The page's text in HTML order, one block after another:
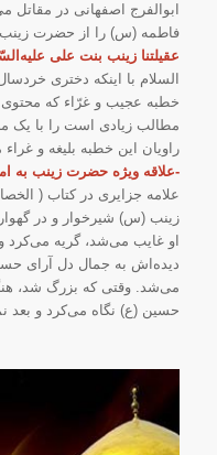
ابوالفرج اصفهانی در
فاطمه (س) را از حضرت
عقیلتنا زینب بنت علی
السلام با اینکه دختری
خطبه عجیب و غرّاء که
مطالب زیادی است را با یک
راویان این خطبه بلیغه و
-علاقه ویژه حضرت زینب به
علامه جزایری در کتاب (
زینب (س) شیرخوار و در
او غایب می‌شد، گریه می‌کرد
دیده‌اش به جمال دل آرای
می‌شد. وقتی که بزرگ شد،
حسین (ع) نگاه می‌کرد و بعد